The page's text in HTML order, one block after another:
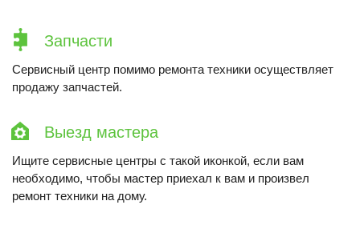
Запчасти
Сервисный центр помимо ремонта техники осуществляет
продажу запчастей.
Выезд мастера
Ищите сервисные центры с такой иконкой, если вам
необходимо, чтобы мастер приехал к вам и произвел
ремонт техники на дому.